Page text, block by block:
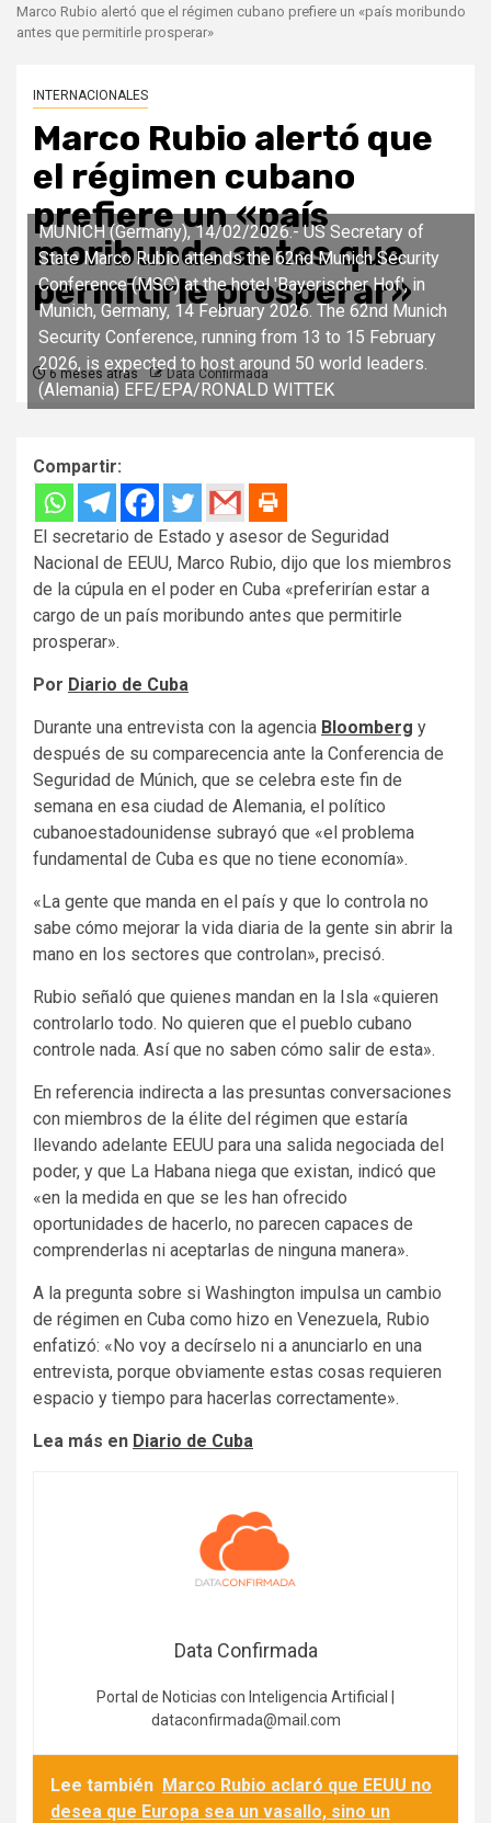
Marco Rubio alertó que el régimen cubano prefiere un «país moribundo
antes que permitirle prosperar»
INTERNACIONALES
Marco Rubio alertó que
el régimen cubano
prefiere un «país
moribundo antes que
permitirle prosperar»
6 meses atrás Data Confirmada
MUNICH (Germany), 14/02/2026.- US Secretary of
State Marco Rubio attends the 62nd Munich Security
Conference (MSC) at the hotel 'Bayerischer Hof', in
Munich, Germany, 14 February 2026. The 62nd Munich
Security Conference, running from 13 to 15 February
2026, is expected to host around 50 world leaders.
(Alemania) EFE/EPA/RONALD WITTEK
Compartir:
El secretario de Estado y asesor de Seguridad
Nacional de EEUU, Marco Rubio, dijo que los miembros
de la cúpula en el poder en Cuba «preferirían estar a
cargo de un país moribundo antes que permitirle
prosperar».
Por Diario de Cuba
Durante una entrevista con la agencia Bloomberg y
después de su comparecencia ante la Conferencia de
Seguridad de Múnich, que se celebra este fin de
semana en esa ciudad de Alemania, el político
cubanoestadounidense subrayó que «el problema
fundamental de Cuba es que no tiene economía».
«La gente que manda en el país y que lo controla no
sabe cómo mejorar la vida diaria de la gente sin abrir la
mano en los sectores que controlan», precisó.
Rubio señaló que quienes mandan en la Isla «quieren
controlarlo todo. No quieren que el pueblo cubano
controle nada. Así que no saben cómo salir de esta».
En referencia indirecta a las presuntas conversaciones
con miembros de la élite del régimen que estaría
llevando adelante EEUU para una salida negociada del
poder, y que La Habana niega que existan, indicó que
«en la medida en que se les han ofrecido
oportunidades de hacerlo, no parecen capaces de
comprenderlas ni aceptarlas de ninguna manera».
A la pregunta sobre si Washington impulsa un cambio
de régimen en Cuba como hizo en Venezuela, Rubio
enfatizó: «No voy a decírselo ni a anunciarlo en una
entrevista, porque obviamente estas cosas requieren
espacio y tiempo para hacerlas correctamente».
Lea más en Diario de Cuba
Data Confirmada
Portal de Noticias con Inteligencia Artificial |
dataconfirmada@mail.com
Lee también Marco Rubio aclaró que EEUU no
desea que Europa sea un vasallo, sino un